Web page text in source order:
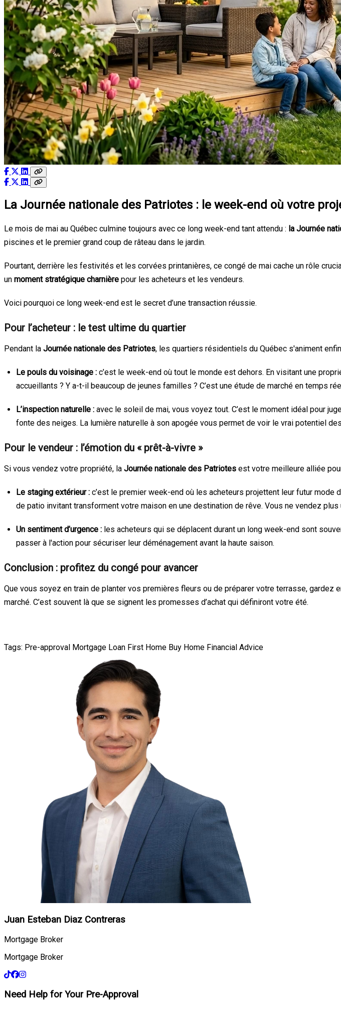
La Journée nationale des Patriotes : le week-end où votre
Le mois de mai au Québec culmine toujours avec ce long week-end tant attendu : la Journée
piscines et le premier grand coup de râteau dans le jardin.
Pourtant, derrière les festivités et les corvées printanières, ce congé de mai cache un rôle
un moment stratégique charnière pour les acheteurs et les vendeurs.
Voici pourquoi ce long week-end est le secret d’une transaction réussie.
Pour l’acheteur : le test ultime du quartier
Pendant la Journée nationale des Patriotes, les quartiers résidentiels du Québec s'animent
Le pouls du voisinage : c’est le week-end où tout le monde est dehors. En visitant une
accueillants ? Y a-t-il beaucoup de jeunes familles ? C’est une étude de marché en temps
L’inspection naturelle : avec le soleil de mai, vous voyez tout. C’est le moment idéal pour
fonte des neiges. La lumière naturelle à son apogée vous permet de voir le vrai potentiel
Pour le vendeur : l’émotion du « prêt-à-vivre »
Si vous vendez votre propriété, la Journée nationale des Patriotes est votre meilleure alliée
Le staging extérieur : c’est le premier week-end où les acheteurs projettent leur futur
de patio invitant transforment votre maison en une destination de rêve. Vous ne vendez
Un sentiment d’urgence : les acheteurs qui se déplacent durant un long week-end sont
passer à l'action pour sécuriser leur déménagement avant la haute saison.
Conclusion : profitez du congé pour avancer
Que vous soyez en train de planter vos premières fleurs ou de préparer votre terrasse, gardez
marché. C’est souvent là que se signent les promesses d’achat qui définiront votre été.
Tags: Pre-approval Mortgage Loan First Home Buy Home Financial Advice
Juan Esteban Diaz Contreras
Mortgage Broker
Mortgage Broker
Need Help for Your Pre-Approval